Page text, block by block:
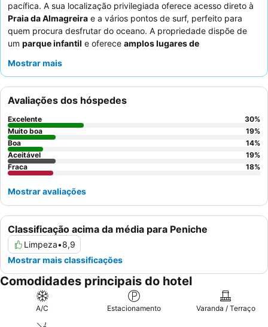
pacífica. A sua localização privilegiada oferece acesso direto à
Praia da Almagreira e a vários pontos de surf, perfeito para
quem procura desfrutar do oceano. A propriedade dispõe de
um parque infantil e oferece amplos lugares de
como às práticas. Os hóspedes elogiam consistentemente os
uma atmosfera agradável e acolhedora. Para uma estadia mais
confortável, considere solicitar um bungalow com
condicionado
eficaz para mitigar qualquer potencial humidade.
Mostrar mais
Classificação acima da média para Peniche
Limpeza•8,9
Mostrar mais classificações
Avaliações dos hóspedes
Excelente 30%
Muito boa
19%
Boa
14%
Aceitável
19%
Fraca
18%
Mostrar avaliações
Comodidades principais do hotel
A/C Estacionamento Varanda / Terraço